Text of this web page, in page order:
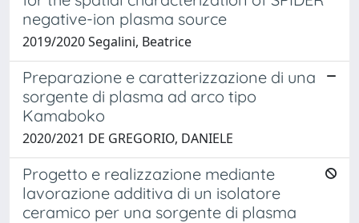
negative-ion plasma source
2019/2020 Segalini, Beatrice
Preparazione e caratterizzazione di una
sorgente di plasma ad arco tipo
Kamaboko
2020/2021 DE GREGORIO, DANIELE
Progetto e realizzazione mediante
lavorazione additiva di un isolatore
ceramico per una sorgente di plasma